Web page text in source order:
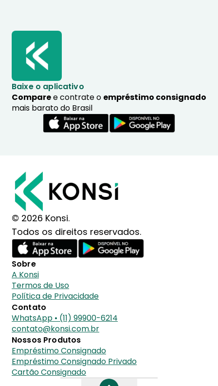
Baixe o aplicativo
Comparee contrate o empréstimo consignado
mais barato do Brasil
© 2026 Konsi.
Todos os direitos reservados.
Sobre
A Konsi
Termos de Uso
Política de Privacidade
Contato
WhatsApp • (11) 99900-6214
contato@konsi.com.br
Nossos Produtos
Empréstimo Consignado
Empréstimo Consignado Privado
Cartão Consignado